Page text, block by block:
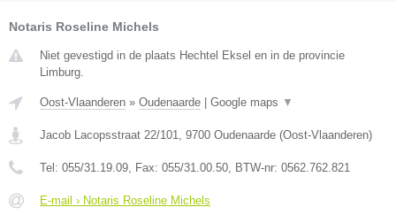
Notaris Roseline Michels
Niet gevestigd in de plaats Hechtel Eksel en in de provincie
Limburg.
Oost-Vlaanderen » Oudenaarde | Google maps ▼
Jacob Lacopsstraat 22/101 9700 Oudenaarde (Oost-Vlaanderen)
Tel: 055/31.19.09 , Fax: 055/31.00.50 , BTW-nr: 0562.762.821
E-mail › Notaris Roseline Michels